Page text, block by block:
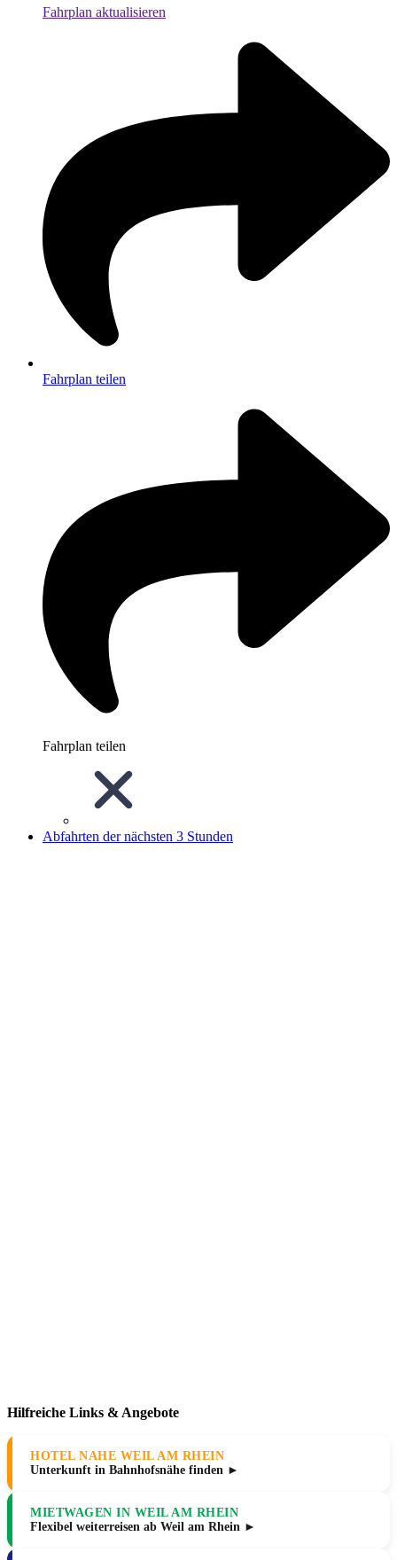
Fahrplan aktualisieren
Fahrplan teilen
Fahrplan teilen
Abfahrten der nächsten 3 Stunden
Hilfreiche Links & Angebote
HOTEL NAHE WEIL AM RHEIN
Unterkunft in Bahnhofsnähe finden ►
MIETWAGEN IN WEIL AM RHEIN
Flexibel weiterreisen ab Weil am Rhein ►